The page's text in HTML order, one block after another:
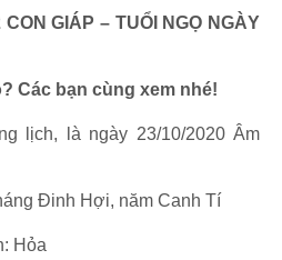
GIÁP – TUỔI NGỌ NGÀY
Các bạn cùng xem nhé!
lịch, là ngày 23/10/2020 Âm
Đinh Hợi, năm Canh Tí
Hỏa